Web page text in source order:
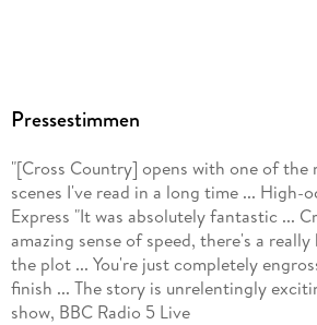
Pressestimmen
"[Cross Country] opens with one of the
scenes I've read in a long time ... High-
Express "It was absolutely fantastic ...
amazing sense of speed, there's a
the plot ... You're just completely
finish ... The story is unrelentingly
show, BBC Radio 5 Live